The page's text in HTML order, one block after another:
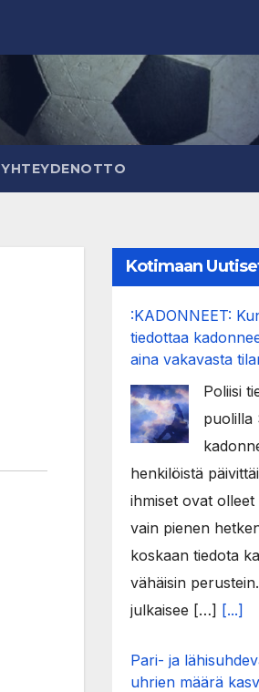
YHTEYDENOTTO
Kotimaan
:KADONNEET:
tiedottaa
aina vakavasta
Poliisi
puolilla
henkilöistä
ihmiset ovat olleet
vain pienen
koskaan tiedota
vähäisin
julkaisee […] [...]
Pari- ja
uhrien määrä